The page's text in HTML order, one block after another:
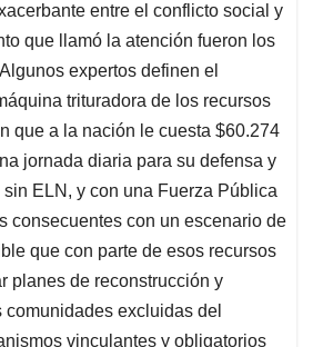
entre el conflicto social y
que llamó la atención fueron los
expertos definen el
trituradora de los recursos
que a la nación le cuesta $60.274
jornada diaria para su defensa y
ELN, y con una Fuerza Pública
consecuentes con un escenario de
que con parte de esos recursos
planes de reconstrucción y
excluidas del
vinculantes y obligatorios